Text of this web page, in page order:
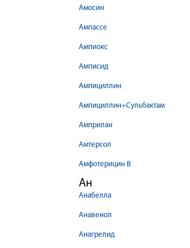
Амосин
Ампассе
Ампиокс
Амписид
Ампициллин
Ампициллин+Сульбактам
Амприлан
Амтерсол
Амфотерицин В
Ан
Анабелла
Анавенол
Анагрелид